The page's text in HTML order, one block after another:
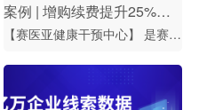
案例 | 增购续费提升25%，医疗健康企业如何打造新型销售模型
【赛医亚健康干预中心】 是赛医旗下一家专门针对40岁以上慢病高发人群，整合、应用前沿的中药营养干预技术，建立的提供健康数字数据跟踪、亚健康管理及整体方案的机构。我们通过对身体健康各项关键指标的变化趋势，运用中医 “未病防治、既病防变、愈后防复”的理念，以非药物疗法为核心(国家中医药管理局亚健康干预技术实验室